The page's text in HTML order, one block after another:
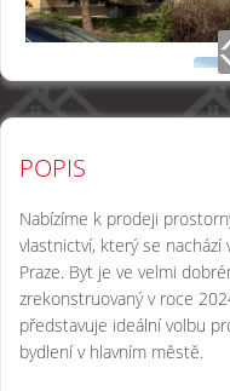
POPIS
Nabízíme k prodeji
vlastnictví, který se
Praze. Byt je ve velmi
zrekonstruovaný v roce
představuje ideální volbu
bydlení v hlavním městě.